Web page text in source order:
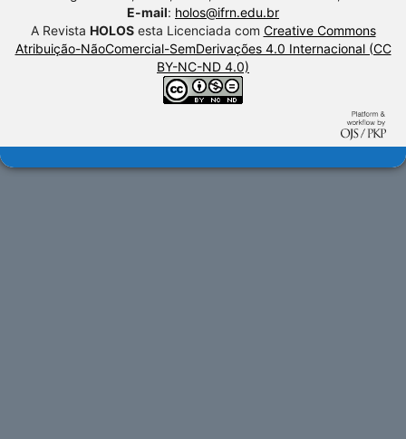
E-mail: holos@ifrn.edu.br
A Revista HOLOSesta Licenciada com Creative Commons
Atribuição-NãoComercial-SemDerivações 4.0 Internacional (CC
BY-NC-ND 4.0)